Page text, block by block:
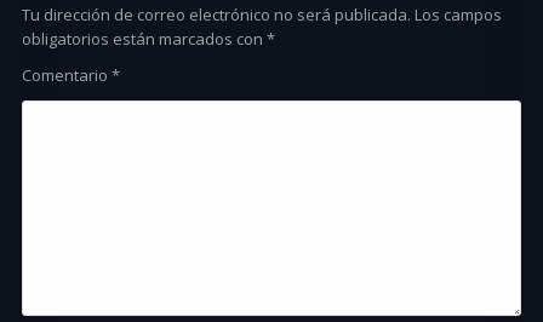
Tu dirección de correo electrónico no será publicada. Los campos
obligatorios están marcados con*
Comentario*